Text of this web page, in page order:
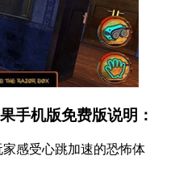
手机版免费版说明：
感受心跳加速的恐怖体